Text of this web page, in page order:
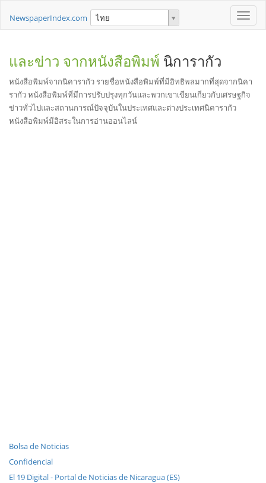
Toggle
NewspaperIndex.com ไทย
และข่าว จากหนังสือพิมพ์ นิการากัว
หนังสือพิมพ์จากนิคารากัว รายชื่อหนังสือพิมพ์ที่มีอิทธิพลมากที่สุดจากนิคา
รากัว หนังสือพิมพ์ที่มีการปรับปรุงทุกวันและพวกเขาเขียนเกี่ยวกับเศรษฐกิจ
ข่าวทั่วไปและสถานการณ์ปัจจุบันในประเทศและต่างประเทศนิคารากัว
หนังสือพิมพ์มีอิสระในการอ่านออนไลน์
Bolsa de Noticias
Confidencial
El 19 Digital - Portal de Noticias de Nicaragua (ES)